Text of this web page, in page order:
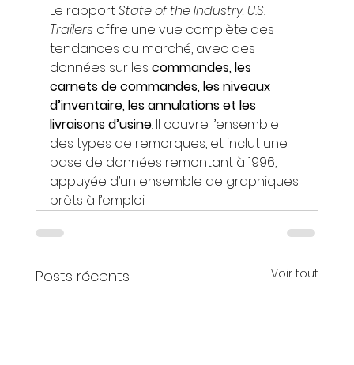
Le rapport State of the Industry: U.S.
Trailers offre une vue complète des
tendances du marché, avec des
données sur les commandes, les
carnets de commandes, les niveaux
d’inventaire, les annulations et les
livraisons d’usine. Il couvre l’ensemble
des types de remorques, et inclut une
base de données remontant à 1996,
appuyée d’un ensemble de graphiques
prêts à l’emploi.
Posts récents Voir tout